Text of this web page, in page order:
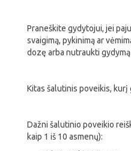
Praneškite gydytojui, jei
svaigimą, pykinimą ar
dozę arba nutraukti
Kitas šalutinis poveikis, kurį
Dažni šalutinio poveikio
kaip 1 iš 10 asmenų):